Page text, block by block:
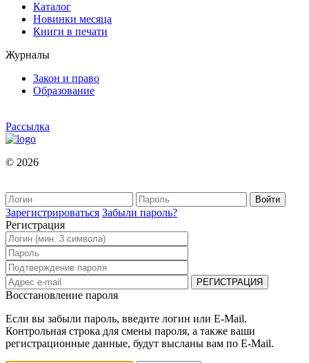
Каталог
Новинки месяца
Книги в печати
Журналы
Закон и право
Образование
Рассылка
© 2026
Зарегистрироваться Забыли пароль?
Регистрация
Восстановление пароля
Если вы забыли пароль, введите логин или E-Mail.
Контрольная строка для смены пароля, а также ваши
регистрационные данные, будут высланы вам по E-Mail.